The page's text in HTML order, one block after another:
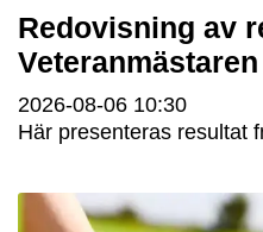
Redovisning av
2026-08-06 10:30
Här presenteras resultat